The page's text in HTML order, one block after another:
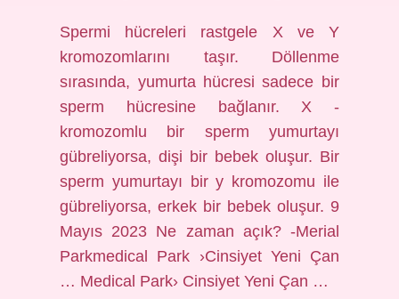
Spermi hücreleri rastgele X ve Y
kromozomlarını taşır. Döllenme
sırasında, yumurta hücresi sadece bir
sperm hücresine bağlanır. X -
kromozomlu bir sperm yumurtayı
gübreliyorsa, dişi bir bebek oluşur. Bir
sperm yumurtayı bir y kromozomu ile
gübreliyorsa, erkek bir bebek oluşur. 9
Mayıs 2023 Ne zaman açık? -Merial
Parkmedical Park ›Cinsiyet Yeni Çan
… Medical Park› Cinsiyet Yeni Çan …